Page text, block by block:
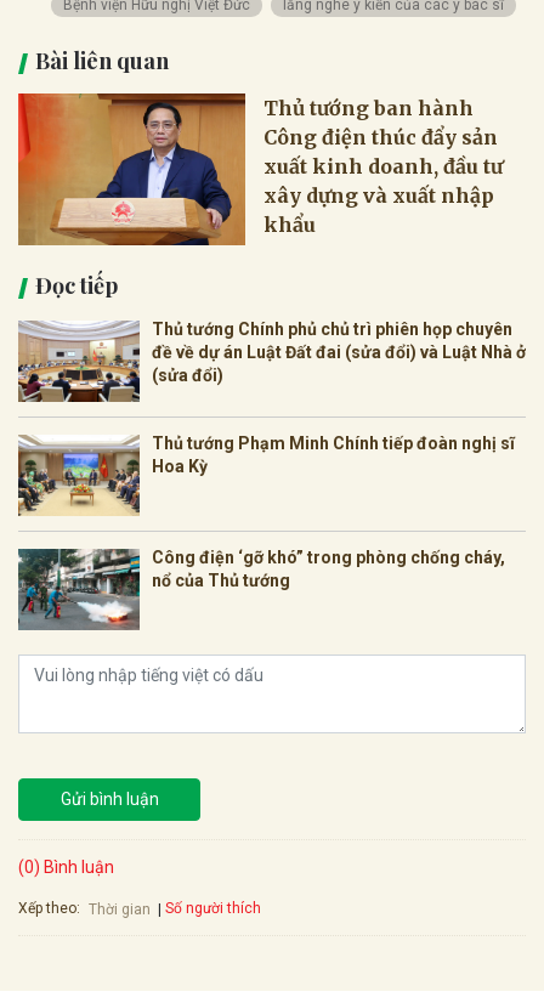
Bệnh viện Hữu nghị Việt Đức
lắng nghe ý kiến của các y bác sĩ
Bài liên quan
Thủ tướng ban hành
Công điện thúc đẩy sản
xuất kinh doanh, đầu tư
xây dựng và xuất nhập
khẩu
Đọc tiếp
Thủ tướng Chính phủ chủ trì phiên họp chuyên
đề về dự án Luật Đất đai (sửa đổi) và Luật Nhà ở
(sửa đổi)
Thủ tướng Phạm Minh Chính tiếp đoàn nghị sĩ
Hoa Kỳ
Công điện ‘gỡ khó” trong phòng chống cháy,
nổ của Thủ tướng
Gửi bình luận
(0) Bình luận
Xếp theo: Thời gian Số người thích